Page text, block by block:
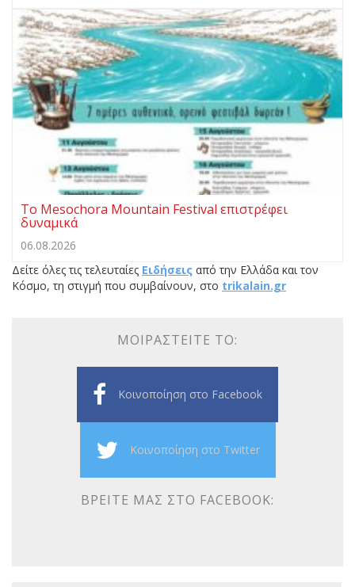
Το Mesochora Mountain Festival επιστρέφει
δυναμικά
06.08.2026
Δείτε όλες τις τελευταίες Ειδήσεις από την Ελλάδα και τον
Κόσμο, τη στιγμή που συμβαίνουν, στο trikalain.gr
ΜΟΙΡΑΣΤΕΊΤΕ ΤΟ:
Κοινοποίηση στο Facebook
Κοινοποίηση στο Twitter
ΒΡΕΊΤΕ ΜΑΣ ΣΤΟ FACEBOOK: